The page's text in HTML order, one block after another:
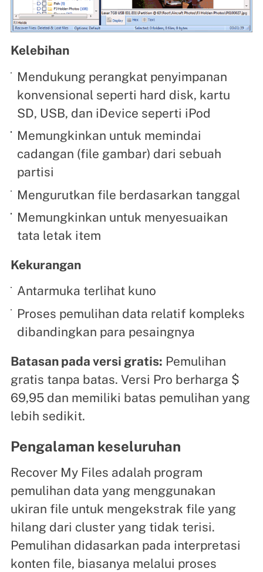
Kelebihan
Mendukung perangkat penyimpanan
konvensional seperti hard disk, kartu
SD, USB, dan iDevice seperti iPod
Memungkinkan untuk memindai
cadangan (file gambar) dari sebuah
partisi
Mengurutkan file berdasarkan tanggal
Memungkinkan untuk menyesuaikan
tata letak item
Kekurangan
Antarmuka terlihat kuno
Proses pemulihan data relatif kompleks
dibandingkan para pesaingnya
Batasan pada versi gratis: Pemulihan
gratis tanpa batas. Versi Pro berharga $
69,95 dan memiliki batas pemulihan yang
lebih sedikit.
Pengalaman keseluruhan
Recover My Files adalah program
pemulihan data yang menggunakan
ukiran file untuk mengekstrak file yang
hilang dari cluster yang tidak terisi.
Pemulihan didasarkan pada interpretasi
konten file, biasanya melalui proses